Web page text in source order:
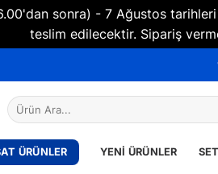
sonra) - 7 Ağustos
teslim edilecektir. Sipariş
Ara:
ÜRÜNLER YENI ÜRÜNLER